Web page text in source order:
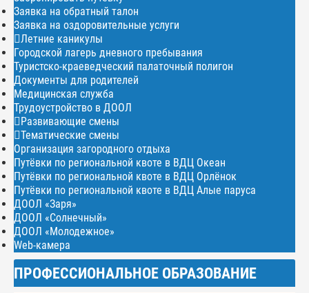
Заявка на обратный талон
Заявка на оздоровительные услуги
Летние каникулы
Городской лагерь дневного пребывания
Туристско-краеведческий палаточный полигон
Документы для родителей
Медицинская служба
Трудоустройство в ДООЛ
Развивающие смены
Тематические смены
Организация загородного отдыха
Путёвки по региональной квоте в ВДЦ Океан
Путёвки по региональной квоте в ВДЦ Орлёнок
Путёвки по региональной квоте в ВДЦ Алые паруса
ДООЛ «Заря»
ДООЛ «Солнечный»
ДООЛ «Молодежное»
Web-камера
ПРОФЕССИОНАЛЬНОЕ ОБРАЗОВАНИЕ